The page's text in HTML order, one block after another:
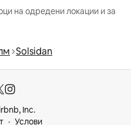
на одредени локации и за
Solsidan
Inc.
Услови